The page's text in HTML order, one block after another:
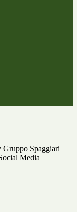
Gruppo Spaggiari
Media